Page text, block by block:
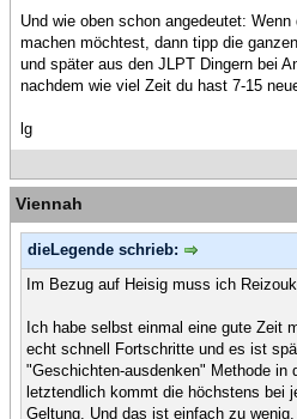
Und wie oben schon angedeutet:
machen möchtest, dann tipp die
und später aus den JLPT Dingern bei
nachdem wie viel Zeit du hast 7-15
lg
Viennah
dieLegende schrieb:
Im Bezug auf Heisig muss ich
Ich habe selbst einmal eine gute Zeit
echt schnell Fortschritte und es ist
"Geschichten-ausdenken" Methode in
letztendlich kommt die höchstens bei
Geltung. Und das ist einfach zu wenig.